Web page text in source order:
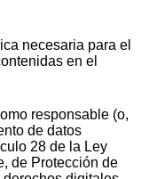
necesaria para el
en el
responsable (o,
de datos
28 de la Ley
de Protección de